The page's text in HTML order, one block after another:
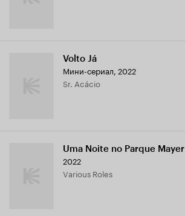
Volto Já
Мини-сериал, 2022
Sr. Acácio
Uma Noite no Parque Mayer
2022
Various Roles